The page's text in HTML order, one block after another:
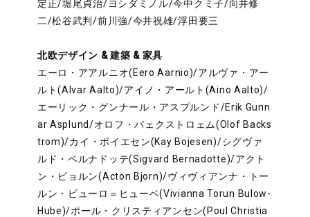
定正/堀尾貞治/ヨシダミノル/今中クミ子/向井修
二/松谷武判/前川強/今井祝雄/浮田要三
北欧デザイン & 建築 & 家具
エーロ・アアルニオ(Eero Aarnio)/アルヴァ・アー
ルト(Alvar Aalto)/アイノ・アールト(Aino Aalto)/
エーリック・グンナール・アスプルンド/Erik Gunn
ar Asplund/オロフ・バェクストロェム(Olof Backs
trom)/カイ・ボイエセン(Kay Bojesen)/シグヴァ
ルド・ベルナドッテ(Sigvard Bernadotte)/アクト
ン・ビョルン(Acton Bjorn)/ヴィヴィアンナ・トー
ルン・ビューロ＝ヒューベ(Vivianna Torun Bulow-
Hube)/ポール・クリスティアンセン(Poul Christia